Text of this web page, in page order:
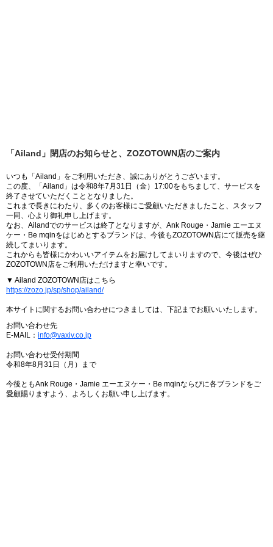
「Ailand」閉店のお知らせと、ZOZOTOWN店のご案内
いつも「Ailand」をご利用いただき、誠にありがとうございます。
この度、「Ailand」は令和8年7月31日（金）17:00をもちまして、サービスを
終了させていただくこととなりました。
これまで長きにわたり、多くのお客様にご愛顧いただきましたこと、スタッフ
一同、心より御礼申し上げます。
なお、Ailandでのサービスは終了となりますが、Ank Rouge・Jamie エーエヌ
ケー・Be mqinをはじめとするブランドは、今後もZOZOTOWN店にて販売を継
続してまいります。
これからも皆様にかわいいアイテムをお届けしてまいりますので、今後はぜひ
ZOZOTOWN店をご利用いただけますと幸いです。
▼ Ailand ZOZOTOWN店はこちら
https://zozo.jp/sp/shop/ailand/
本サイトに関するお問い合わせにつきましては、下記までお願いいたします。
お問い合わせ先
E-MAIL： info@vaxiv.co.jp
お問い合わせ受付期間
令和8年8月31日（月）まで
今後ともAnk Rouge・Jamie エーエヌケー・Be mqinならびに各ブランドをご
愛顧賜りますよう、よろしくお願い申し上げます。